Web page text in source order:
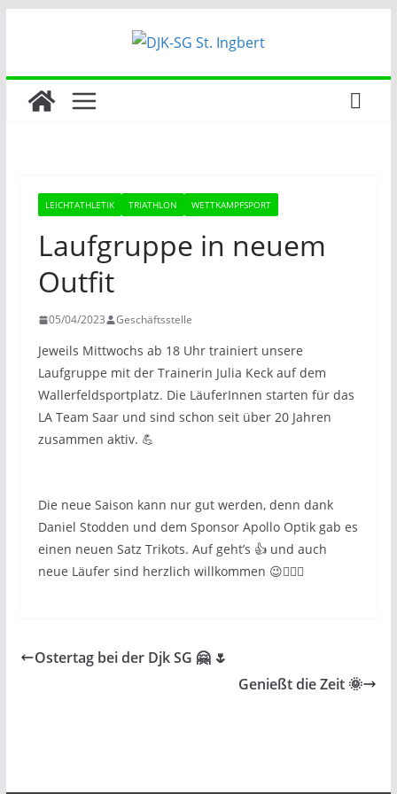
LEICHTATHLETIK TRIATHLON WETTKAMPFSPORT
Laufgruppe in neuem
Outfit
05/04/2023 Geschäftsstelle
Jeweils Mittwochs ab 18 Uhr trainiert unsere
Laufgruppe mit der Trainerin Julia Keck auf dem
Wallerfeldsportplatz. Die LäuferInnen starten für das
LA Team Saar und sind schon seit über 20 Jahren
zusammen aktiv. 💪
Die neue Saison kann nur gut werden, denn dank
Daniel Stodden und dem Sponsor Apollo Optik gab es
einen neuen Satz Trikots. Auf geht’s 👍 und auch
neue Läufer sind herzlich willkommen 😉🏃🏽‍♀️
Ostertag bei der Djk SG 🤗 🌷
Genießt die Zeit 🌞